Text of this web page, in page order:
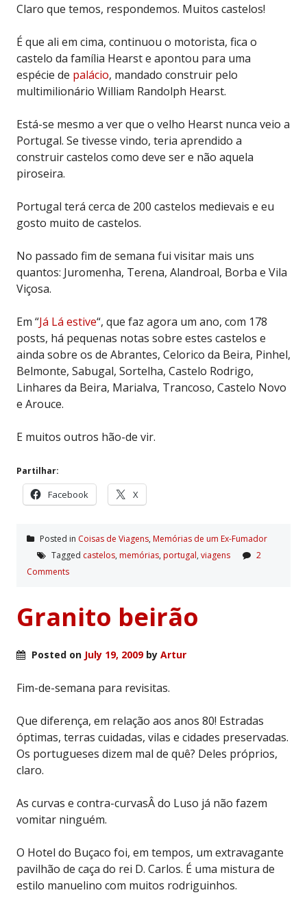
Claro que temos, respondemos. Muitos castelos!
É que ali em cima, continuou o motorista, fica o
castelo da família Hearst e apontou para uma
espécie de palácio, mandado construir pelo
multimilionário William Randolph Hearst.
Está-se mesmo a ver que o velho Hearst nunca veio a
Portugal. Se tivesse vindo, teria aprendido a
construir castelos como deve ser e não aquela
piroseira.
Portugal terá cerca de 200 castelos medievais e eu
gosto muito de castelos.
No passado fim de semana fui visitar mais uns
quantos: Juromenha, Terena, Alandroal, Borba e Vila
Viçosa.
Em “Já Lá estive“, que faz agora um ano, com 178
posts, há pequenas notas sobre estes castelos e
ainda sobre os de Abrantes, Celorico da Beira, Pinhel,
Belmonte, Sabugal, Sortelha, Castelo Rodrigo,
Linhares da Beira, Marialva, Trancoso, Castelo Novo
e Arouce.
E muitos outros hão-de vir.
Partilhar:
Facebook X
Posted in Coisas de Viagens, Memórias de um Ex-Fumador
Tagged castelos, memórias, portugal, viagens
2
Comments
Granito beirão
Posted on July 19, 2009by Artur
Fim-de-semana para revisitas.
Que diferença, em relação aos anos 80! Estradas
óptimas, terras cuidadas, vilas e cidades preservadas.
Os portugueses dizem mal de quê? Deles próprios,
claro.
As curvas e contra-curvasÂ do Luso já não fazem
vomitar ninguém.
O Hotel do Buçaco foi, em tempos, um extravagante
pavilhão de caça do rei D. Carlos. É uma mistura de
estilo manuelino com muitos rodriguinhos.